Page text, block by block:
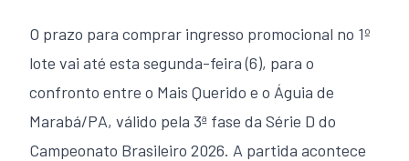
O prazo para comprar ingresso promocional no 1º
lote vai até esta segunda-feira (6), para o
confronto entre o Mais Querido e o Águia de
Marabá/PA, válido pela 3ª fase da Série D do
Campeonato Brasileiro 2026. A partida acontece